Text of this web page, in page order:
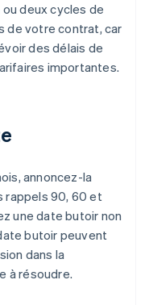
deux cycles de
de votre contrat, car
des délais de
importantes.
annoncez-la
rappels 90, 60 et
une date butoir non
butoir peuvent
dans la
à résoudre.